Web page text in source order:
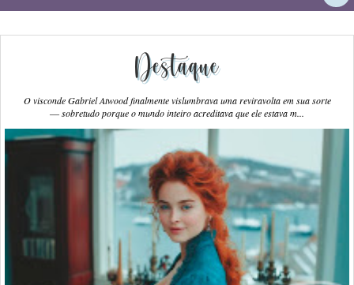
Destaque
O visconde Gabriel Atwood finalmente vislumbrava uma reviravolta em sua sorte
― sobretudo porque o mundo inteiro acreditava que ele estava m...